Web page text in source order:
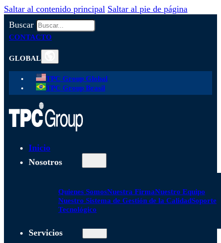
Saltar al contenido principal Saltar al pie de página
Buscar
CONTACTO
GLOBAL
TPC Group Global
TPC Group Brasil
Inicio
Nosotros
Quienes SomosNuestra FirmaNuestro Equipo
Nuestro Sistema de Gestión de la CalidadSoporte
Tecnológico
Servicios